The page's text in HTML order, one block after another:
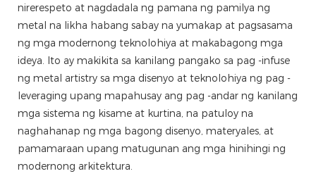
nirerespeto at nagdadala ng pamana ng pamilya ng
metal na likha habang sabay na yumakap at pagsasama
ng mga modernong teknolohiya at makabagong mga
ideya. Ito ay makikita sa kanilang pangako sa pag -infuse
ng metal artistry sa mga disenyo at teknolohiya ng pag -
leveraging upang mapahusay ang pag -andar ng kanilang
mga sistema ng kisame at kurtina, na patuloy na
naghahanap ng mga bagong disenyo, materyales, at
pamamaraan upang matugunan ang mga hinihingi ng
modernong arkitektura.